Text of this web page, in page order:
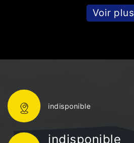
Voir plus
indisponible
indisponible